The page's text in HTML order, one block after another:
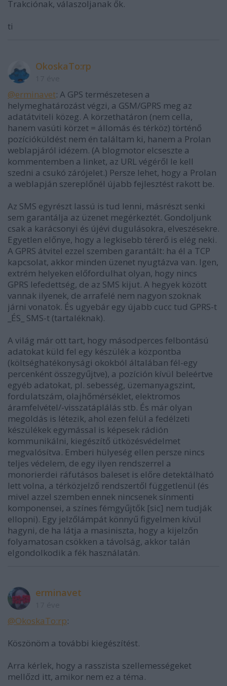
Trakciónak, válaszoljanak ők.
ti
OkoskaTo:rp
@erminavet: A GPS természetesen a
helymeghatározást végzi, a GSM/GPRS meg az
adatátviteli közeg. A körzethatáron (nem cella,
hanem vasúti körzet = állomás és térköz) történő
pozícióküldést nem én találtam ki, hanem a Prolan
weblapjáról idézem. (A blogmotor elcseszte a
kommentemben a linket, az URL végéről le kell
szedni a csukó zárójelet.) Persze lehet, hogy a Prolan
a weblapján szereplőnél újabb fejlesztést rakott be.
Az SMS egyrészt lassú is tud lenni, másrészt senki
sem garantálja az üzenet megérkeztét. Gondoljunk
csak a karácsonyi és újévi dugulásokra, elveszésekre.
Egyetlen előnye, hogy a legkisebb térerő is elég neki.
A GPRS átvitel ezzel szemben garantált: ha él a TCP
kapcsolat, akkor minden üzenet nyugtázva van. Igen,
extrém helyeken előfordulhat olyan, hogy nincs
GPRS lefedettség, de az SMS kijut. A hegyek között
vannak ilyenek, de arrafelé nem nagyon szoknak
járni vonatok. És ugyebár egy újabb cucc tud GPRS-t
_ÉS_ SMS-t (tartaléknak).
A világ már ott tart, hogy másodperces felbontású
adatokat küld fel egy készülék a központba
(költséghatékonysági okokból általában fél-egy
percenként összegyűjtve), a pozíción kívül beleértve
egyéb adatokat, pl. sebesség, üzemanyagszint,
fordulatszám, olajhőmérséklet, elektromos
áramfelvétel/-visszatáplálás stb. És már olyan
megoldás is létezik, ahol ezen felül a fedélzeti
készülékek egymással is képesek rádión
kommunikálni, kiegészítő ütközésvédelmet
megvalósítva. Emberi hülyeség ellen persze nincs
teljes védelem, de egy ilyen rendszerrel a
monorierdei ráfutásos baleset is előre detektálható
lett volna, a térközjelző rendszertől függetlenül (és
mivel azzel szemben ennek nincsenek sínmenti
komponensei, a színes fémgyűjtők [sic] nem tudják
ellopni). Egy jelzőlámpát könnyű figyelmen kívül
hagyni, de ha látja a masiniszta, hogy a kijelzőn
folyamatosan csökken a távolság, akkor talán
elgondolkodik a fék használatán.
erminavet
@OkoskaTo:rp:
Köszönöm a további kiegészítést.
Arra kérlek, hogy a rasszista szellemességeket
mellőzd itt, amikor nem ez a téma.